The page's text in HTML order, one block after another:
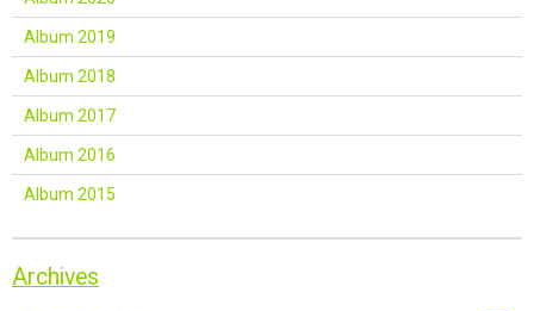
Album 2019
Album 2018
Album 2017
Album 2016
Album 2015
Archives